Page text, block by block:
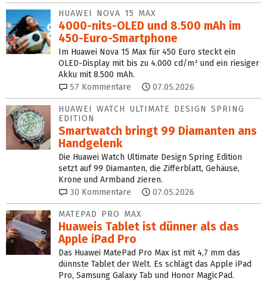
HUAWEI NOVA 15 MAX
4000-nits-OLED und 8.500 mAh im
450-Euro-Smartphone
Im Huawei Nova 15 Max für 450 Euro steckt ein
OLED-Display mit bis zu 4.000 cd/m² und ein riesiger
Akku mit 8.500 mAh.
57 Kommentare 07.05.2026
HUAWEI WATCH ULTIMATE DESIGN SPRING
EDITION
Smartwatch bringt 99 Diamanten ans
Handgelenk
Die Huawei Watch Ultimate Design Spring Edition
setzt auf 99 Diamanten, die Zifferblatt, Gehäuse,
Krone und Armband zieren.
30 Kommentare 07.05.2026
MATEPAD PRO MAX
Huaweis Tablet ist dünner als das
Apple iPad Pro
Das Huawei MatePad Pro Max ist mit 4,7 mm das
dünnste Tablet der Welt. Es schlägt das Apple iPad
Pro, Samsung Galaxy Tab und Honor MagicPad.